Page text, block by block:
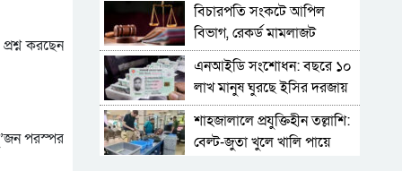
করছেন
পরস্পর
বিচারপতি সংকটে আপিল
বিভাগ, রেকর্ড মামলাজট
এনআইডি সংশোধন: বছরে ১০
লাখ মানুষ ঘুরছে ইসির দরজায়
শাহজালালে প্রযুক্তিহীন তল্লাশি:
বেল্ট-জুতা খুলে খালি পায়ে